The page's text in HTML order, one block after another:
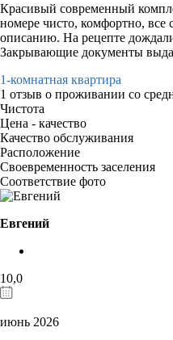
Красивый современный
номере чисто, комфортно, все
описанию. На рецепте
Закрывающие документы
1-комнатная квартира
1 отзыв о проживании со
Чистота
Цена - качество
Качество обслуживания
Расположение
Своевременность заселения
Соответствие фото
Евгений
10,0
июнь 2026